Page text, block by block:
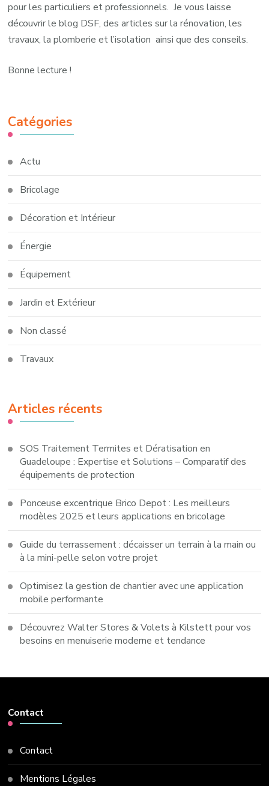
pour les particuliers et professionnels. Je vous laisse
découvrir le blog DSF, des articles sur la rénovation, les
travaux, la plomberie et l’isolation ainsi que des conseils.
Bonne lecture !
Catégories
Actu
Bricolage
Décoration et Intérieur
Énergie
Équipement
Jardin et Extérieur
Non classé
Travaux
Articles récents
SOS Traitement Termites et Dératisation en
Guadeloupe : Expertise et Solutions – Comparatif des
équipements de protection
Ponceuse excentrique Brico Depot : Les meilleurs
modèles 2025 et leurs applications en bricolage
Guide du terrassement : décaisser un terrain à la main ou
à la mini-pelle selon votre projet
Optimisez la gestion de chantier avec une application
mobile performante
Découvrez Walter Stores & Volets à Kilstett pour vos
besoins en menuiserie moderne et tendance
Contact
Contact
Mentions Légales